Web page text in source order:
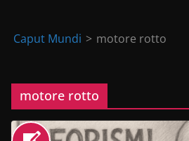
Caput Mundi > motore rotto
motore rotto